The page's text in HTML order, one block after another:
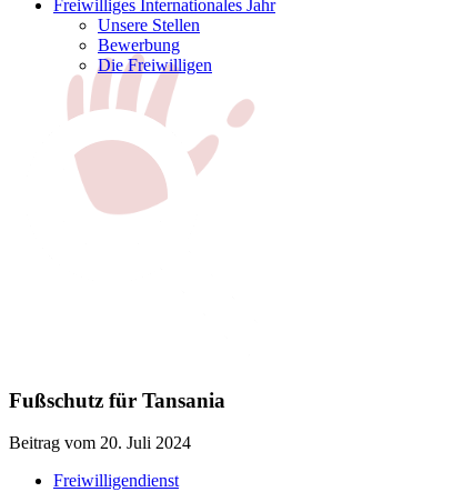
Freiwilliges Internationales Jahr
Unsere Stellen
Bewerbung
Die Freiwilligen
Fußschutz für Tansania
Beitrag vom 20. Juli 2024
Freiwilligendienst